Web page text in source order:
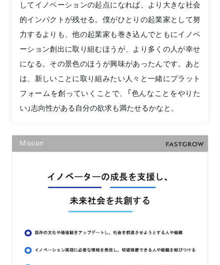
してイノベーションの起点になれば、より大きな社会
的インパクトが残せる。僕がひとりの起業家として努
力するよりも、他の起業家も巻き込んでともにイノベ
ーション創出に取り組むほうが、より多くの人が幸せ
になる。その景色のほうが興味があったんです。あと
は、新しいことに取り組みたい人々と一緒にプラット
フォームを創っていくことで、「色んなことをやりた
い」志向性がある自分の欲求も満たせるかなと。